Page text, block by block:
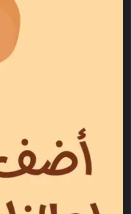
حمدان بن محمد بن زايد آل نهيان
طحنون آل نهيان مستشار الشؤون
ومعالي الشيخ شخبوط بن نهيان آل نهيان
وأعرب صاحب السمو رئيس الدولة ــ
جرت في قصر الشاطئ في أبوظبي ــ عن
التوفيق والنجاح في مهامهما الجديدة
الدؤوبة لتعزيز علاقات دولة الإمارات
والصديقة لما فيه الخير للجميع.